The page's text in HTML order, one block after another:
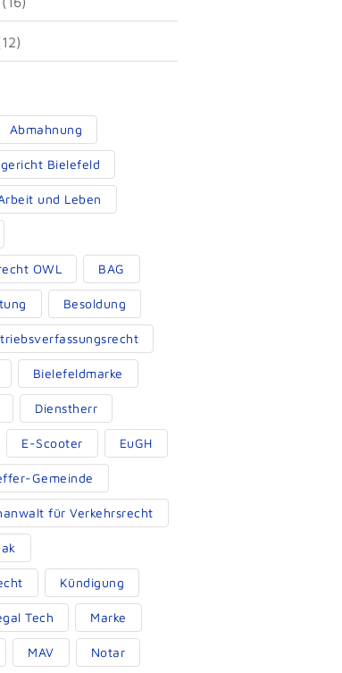
Abmahnung
Bielefeld
und Leben
OWL BAG
Besoldung
Bielefeldmarke
Dienstherr
E-Scooter EuGH
Gemeinde
für Verkehrsrecht
Kündigung
Tech Marke
MAV Notar